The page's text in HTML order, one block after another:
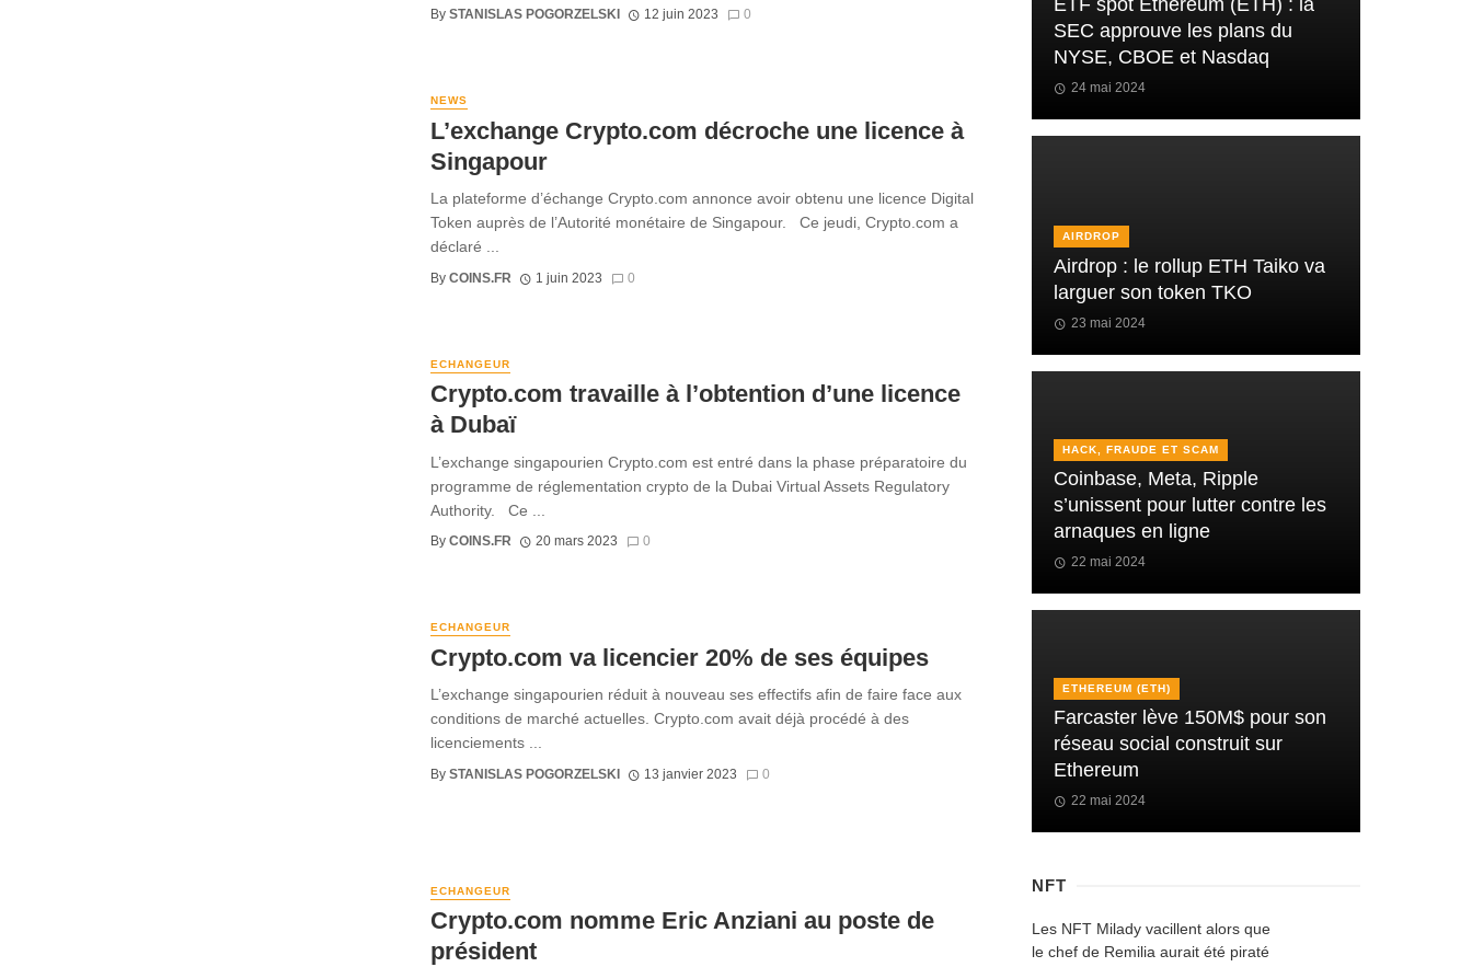
By STANISLAS POGORZELSKI 12 juin 2023 0
NEWS
L’exchange Crypto.com décroche une licence à
Singapour
La plateforme d’échange Crypto.com annonce avoir obtenu une licence Digital
Token auprès de l’Autorité monétaire de Singapour. Ce jeudi, Crypto.com a
déclaré ...
By COINS.FR 1 juin 2023 0
ECHANGEUR
Crypto.com travaille à l’obtention d’une licence
à Dubaï
L’exchange singapourien Crypto.com est entré dans la phase préparatoire du
programme de réglementation crypto de la Dubai Virtual Assets Regulatory
Authority. Ce ...
By COINS.FR 20 mars 2023 0
ECHANGEUR
Crypto.com va licencier 20% de ses équipes
L’exchange singapourien réduit à nouveau ses effectifs afin de faire face aux
conditions de marché actuelles. Crypto.com avait déjà procédé à des
licenciements ...
By STANISLAS POGORZELSKI 13 janvier 2023 0
ECHANGEUR
Crypto.com nomme Eric Anziani au poste de
président
SEC approuve les plans du
NYSE, CBOE et Nasdaq
24 mai 2024
AIRDROP
Airdrop : le rollup ETH Taiko va
larguer son token TKO
23 mai 2024
HACK, FRAUDE ET SCAM
Coinbase, Meta, Ripple
s’unissent pour lutter contre les
arnaques en ligne
22 mai 2024
ETHEREUM (ETH)
Farcaster lève 150M$ pour son
réseau social construit sur
Ethereum
22 mai 2024
NFT
Les NFT Milady vacillent alors que
le chef de Remilia aurait été piraté